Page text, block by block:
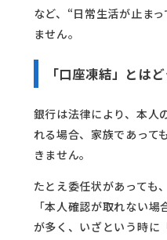
など、“日常生活が止ま
ません。
「口座凍結」とは
銀行は法律により、本人
れる場合、家族であって
きません。
たとえ委任状があっても
「本人確認が取れない
が多く、いざという時に